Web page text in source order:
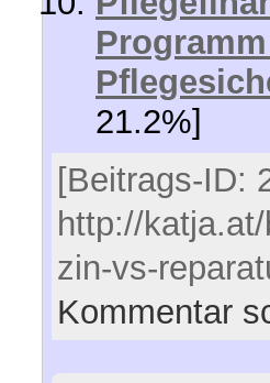
[Beitrags-ID:
http://
zin-vs-
Kommentar